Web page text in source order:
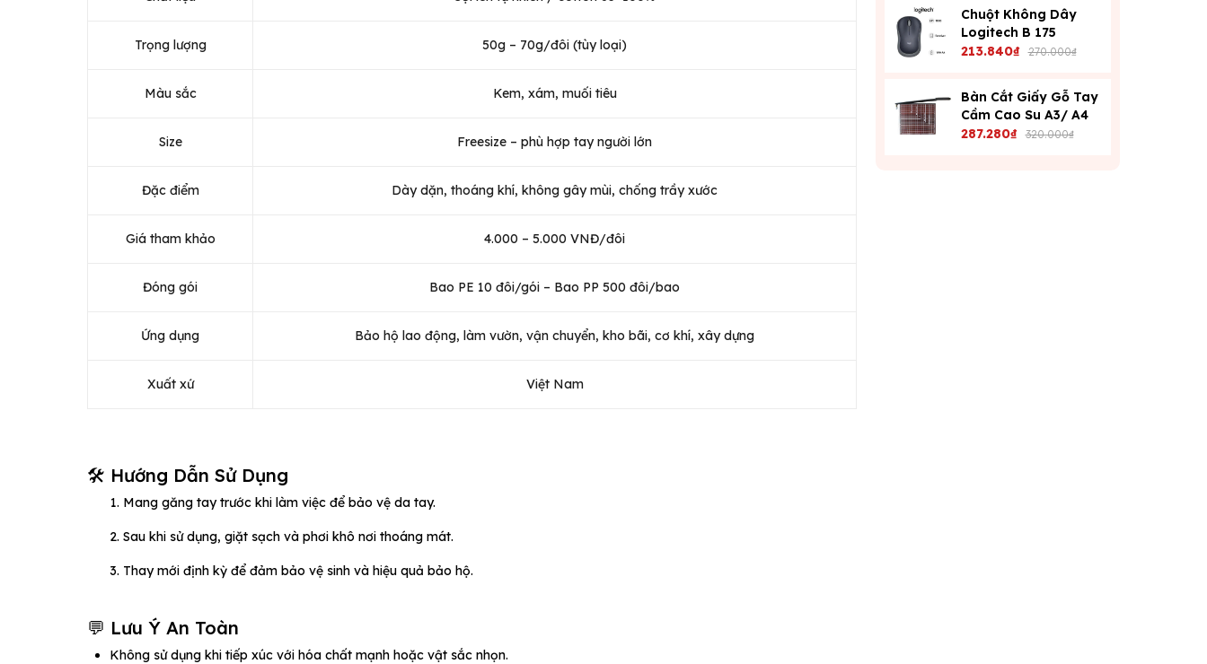
Chuột Không Dây
Logitech B 175
213.840₫ 270.000₫
Bàn Cắt Giấy Gỗ Tay
Cầm Cao Su A3/ A4
287.280₫ 320.000₫
Trọng lượng 50g – 70g/đôi (tùy loại)
Màu sắc Kem, xám, muối tiêu
Size Freesize – phù hợp tay người lớn
Đặc điểm Dày dặn, thoáng khí, không gây mùi, chống trầy xước
Giá tham khảo 4.000 – 5.000 VNĐ/đôi
Đóng gói Bao PE 10 đôi/gói – Bao PP 500 đôi/bao
Ứng dụng Bảo hộ lao động, làm vườn, vận chuyển, kho bãi, cơ khí, xây dựng
Xuất xứ Việt Nam
🛠️ Hướng Dẫn Sử Dụng
Mang găng tay trước khi làm việc để bảo vệ da tay.
Sau khi sử dụng, giặt sạch và phơi khô nơi thoáng mát.
Thay mới định kỳ để đảm bảo vệ sinh và hiệu quả bảo hộ.
💬 Lưu Ý An Toàn
Không sử dụng khi tiếp xúc với hóa chất mạnh hoặc vật sắc nhọn.